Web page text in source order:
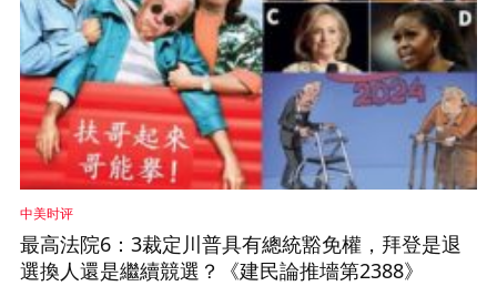
中美时评
最高法院6：3裁定川普具有總統豁免權，拜登是退
選換人還是繼續競選？《建民論推墻第2388》